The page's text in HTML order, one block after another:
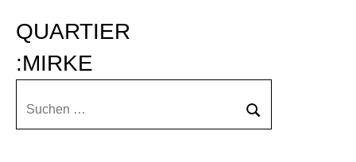
Inhalt
springen
QUARTIER
:MIRKE
Suchen
Suchen